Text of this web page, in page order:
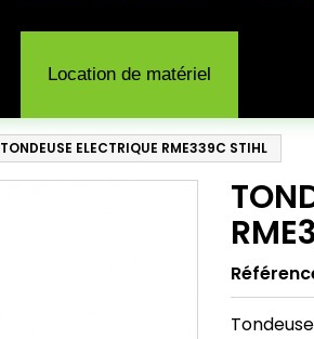
Location de matériel
TONDEUSE ELECTRIQUE RME339C STIHL